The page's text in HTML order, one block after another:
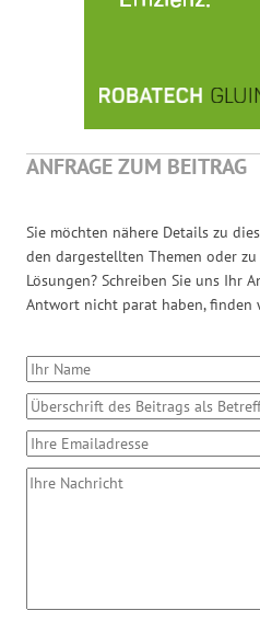
ANFRAGE ZUM BEITRAG
Sie möchten nähere Details zu
den dargestellten Themen oder
Lösungen? Schreiben Sie uns Ihr
Antwort nicht parat haben, finden